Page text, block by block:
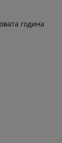
година